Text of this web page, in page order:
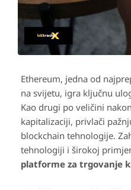
Ethereum, jedna od
na svijetu, igra ključnu
Kao drugi po veličini
kapitalizaciji, privlači
blockchain tehnologije.
tehnologiji i širokoj
platforme za trgovanje